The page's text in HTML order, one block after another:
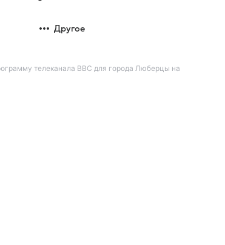
Другое
телеканала BBC для города Люберцы на